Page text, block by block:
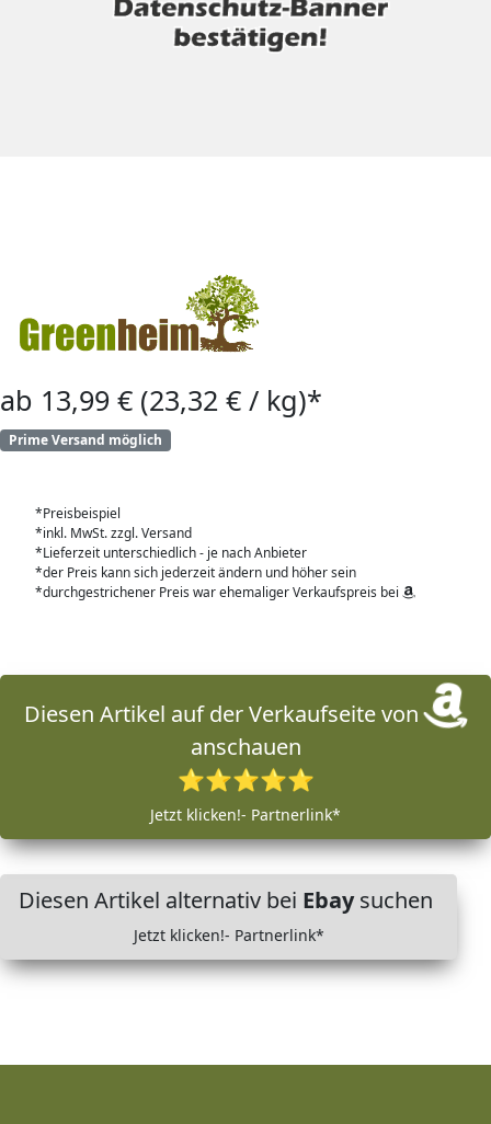
ab 13,99 € (23,32 € / kg)*
Prime Versand möglich
*Preisbeispiel
*inkl. MwSt. zzgl. Versand
*Lieferzeit unterschiedlich - je nach Anbieter
*der Preis kann sich jederzeit ändern und höher sein
*durchgestrichener Preis war ehemaliger Verkaufspreis bei
Diesen Artikel auf der Verkaufseite von
anschauen
⭐⭐⭐⭐⭐
Jetzt klicken!- Partnerlink*
Diesen Artikel alternativ bei Ebaysuchen
Jetzt klicken!- Partnerlink*